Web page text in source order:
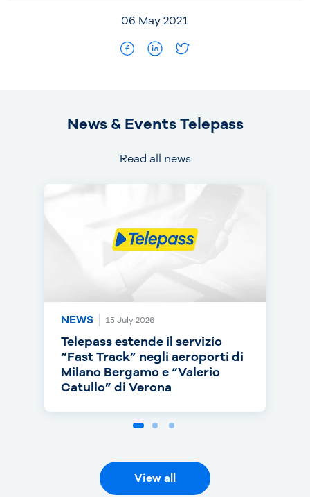
06 May 2021
News & Events Telepass
Read all news
NEWS 15 July 2026
Telepass estende il servizio
“Fast Track” negli aeroporti di
Milano Bergamo e “Valerio
Catullo” di Verona
NEWS 14 July 2026
Telepass punta sull’RC Auto e
torna on air con una nuova
campagna
NEWS 30 June 2026
Telepass cresce in europa: dal
1° luglio telepedaggio attivo
anche nei Paesi Bassi
View all